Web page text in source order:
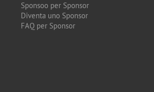
Sponsoo per Sponsor
Diventa uno Sponsor
FAQ per Sponsor